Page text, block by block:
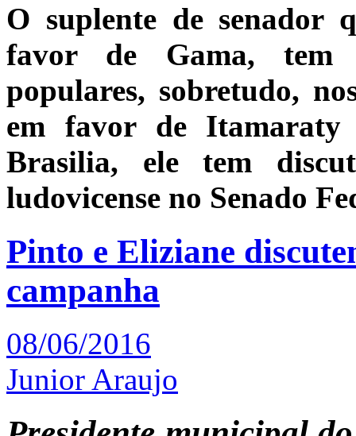
O suplente de senador
favor de Gama, tem
populares, sobretudo,
em favor de Itamaraty
Brasilia, ele tem
ludovicense no Senado
Pinto e Eliziane
campanha
08/06/2016
Junior Araujo